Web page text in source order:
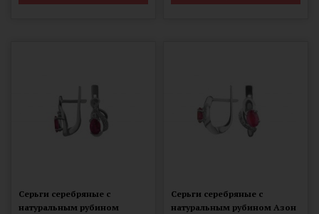
Серьги серебряные с
натуральным рубином
Серьги серебряные с
натуральным рубином Азон